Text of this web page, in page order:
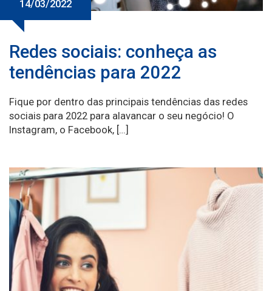
14/03/2022
Redes sociais: conheça as
tendências para 2022
Fique por dentro das principais tendências das redes
sociais para 2022 para alavancar o seu negócio! O
Instagram, o Facebook, […]